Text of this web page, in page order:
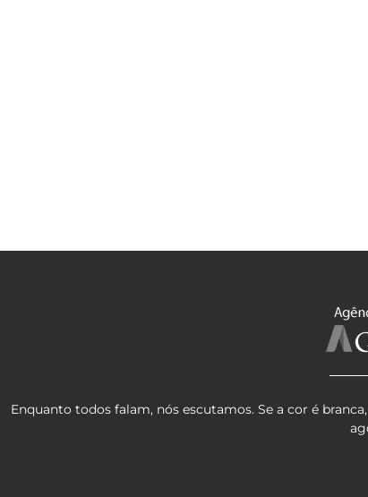
Enquanto todos falam, nós escutamos. Se a cor é